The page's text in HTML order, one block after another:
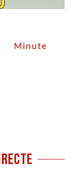
Minute